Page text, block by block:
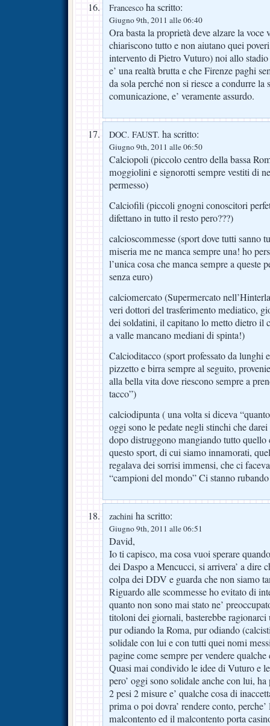
Francesco ha scritto:
Giugno 9th, 2011 alle 06:40
Ora basta la proprietà deve alzare la voce
chiariscono tutto e non aiutano quei
intervento di Pietro Vuturo) noi allo
e’ una realtà brutta e che Firenze paghi
da sola perché non si riesce a condurre la
comunicazione, e’ veramente assurdo.
DOC. FAUST. ha scritto:
Giugno 9th, 2011 alle 06:50
Calciopoli (piccolo centro della bassa
moggiolini e signorotti sempre vestiti di
permesso)
Calciofili (piccoli gnogni conoscitori
difettano in tutto il resto pero???)
calcioscommesse (sport dove tutti sanno
miseria me ne manca sempre una! ho
l’unica cosa che manca sempre a queste
senza euro)
calciomercato (Supermercato
veri dottori del trasferimento mediatico,
dei soldatini, il capitano lo metto dietro il
a valle mancano mediani di spinta!)
Calcioditacco (sport professato da lunghi
pizzetto e birra sempre al seguito,
alla bella vita dove riescono sempre a
tacco”)
calciodipunta ( una volta si diceva
oggi sono le pedate negli stinchi che
dopo distruggono mangiando tutto quello
questo sport, di cui siamo innamorati,
regalava dei sorrisi immensi, che ci
“campioni del mondo” Ci stanno
zachini ha scritto:
Giugno 9th, 2011 alle 06:51
David,
Io ti capisco, ma cosa vuoi sperare
dei Daspo a Mencucci, si arrivera’ a dire
colpa dei DDV e guarda che non siamo
Riguardo alle scommesse ho evitato di
quanto non sono mai stato ne’
titoloni dei giornali, basterebbe
pur odiando la Roma, pur odiando
solidale con lui e con tutti quei nomi
pagine come sempre per vendere qualche
Quasi mai condivido le idee di Vuturo e
pero’ oggi sono solidale anche con lui,
2 pesi 2 misure e’ qualche cosa di
prima o poi dovra’ rendere conto,
malcontento ed il malcontento porta